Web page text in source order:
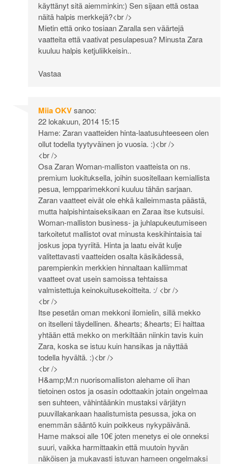
käyttänyt sitä aiemminkin:) Sen sijaan että ostaa
näitä halpis merkkejä?<br />
Mietin että onko tosiaan Zaralla sen väärtejä
vaatteita että vaativat pesulapesua? Minusta Zara
kuuluu halpis ketjuliikkeisin..
Vastaa
Miia OKVsanoo:
22 lokakuun, 2014 15:15
Hame: Zaran vaatteiden hinta-laatusuhteeseen olen
ollut todella tyytyväinen jo vuosia. :)<br />
<br />
Osa Zaran Woman-malliston vaatteista on ns.
premium luokituksella, joihin suositellaan kemiallista
pesua, lempparimekkoni kuuluu tähän sarjaan.
Zaran vaatteet eivät ole ehkä kalleimmasta päästä,
mutta halpishintaiseksikaan en Zaraa itse kutsuisi.
Woman-malliston business- ja juhlapukeutumiseen
tarkoitetut mallistot ovat minusta keskihintaisia tai
joskus jopa tyyriitä. Hinta ja laatu eivät kulje
valitettavasti vaatteiden osalta käsikädessä,
parempienkin merkkien hinnaltaan kalliimmat
vaatteet ovat usein samoissa tehtaissa
valmistettuja keinokuitusekoitteita. :/ <br />
<br />
Itse pesetän oman mekkoni ilomielin, sillä mekko
on itselleni täydellinen. &hearts; &hearts; Ei haittaa
yhtään että mekko on merkiltään niinkin tavis kuin
Zara, koska se istuu kuin hansikas ja näyttää
todella hyvältä. :)<br />
<br />
H&amp;M:n nuorisomalliston alehame oli ihan
tietoinen ostos ja osasin odottaakin jotain ongelmaa
sen suhteen, vähintäänkin mustaksi värjätyn
puuvillakankaan haalistumista pesussa, joka on
enemmän sääntö kuin poikkeus nykypäivänä.
Hame maksoi alle 10€ joten menetys ei ole onneksi
suuri, vaikka harmittaakin että muutoin hyvän
näköisen ja mukavasti istuvan hameen ongelmaksi